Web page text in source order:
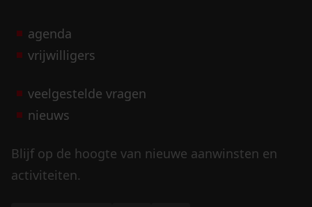
agenda
vrijwilligers
veelgestelde vragen
nieuws
Blijf op de hoogte van nieuwe aanwinsten en
activiteiten.